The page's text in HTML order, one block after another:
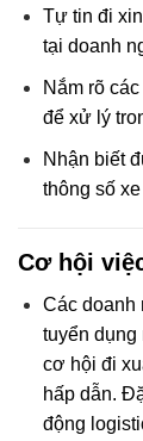
Tự tin đi
tại doanh
Nắm rõ
để xử lý
Nhận biết
thông số
Cơ hội
Các doanh
tuyển dụng
cơ hội đi
hấp dẫn.
động